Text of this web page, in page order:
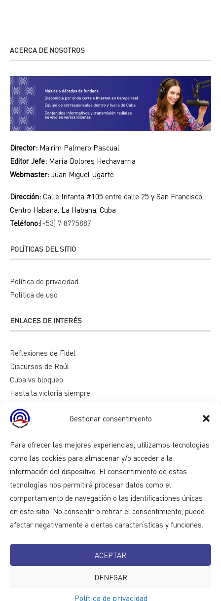
Gestionar consentimiento
Para ofrecer las mejores experiencias, utilizamos tecnologías
como las cookies para almacenar y/o acceder a la
información del dispositivo. El consentimiento de estas
tecnologías nos permitirá procesar datos como el
comportamiento de navegación o las identificaciones únicas
en este sitio. No consentir o retirar el consentimiento, puede
afectar negativamente a ciertas características y funciones.
ACEPTAR
DENEGAR
Política de privacidad
ACERCA DE NOSOTROS
Director: Mairim Palmero Pascual
Editor Jefe: María Dolores Hechavarria
Webmaster: Juan Miguel Ugarte
Dirección: Calle Infanta #105 entre calle 25 y San Francisco,
Centro Habana. La Habana, Cuba
Teléfono:(+53) 7 8775887
POLÍTICAS DEL SITIO
Política de privacidad
Política de uso
ENLACES DE INTERÉS
Reflexiones de Fidel
Discursos de Raúl
Cuba vs bloqueo
Hasta la victoria siempre
Razones de Cuba